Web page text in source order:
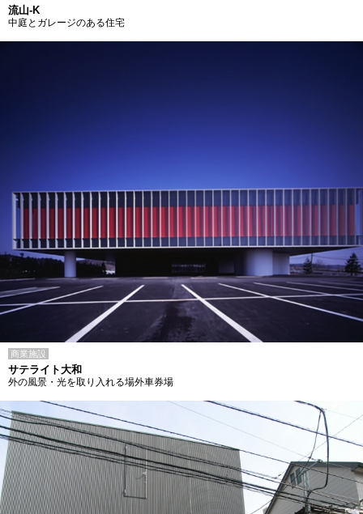
流山-K
中庭とガレージのある住宅
商業施設
サテライト大和
外の風景・光を取り入れる場外車券場